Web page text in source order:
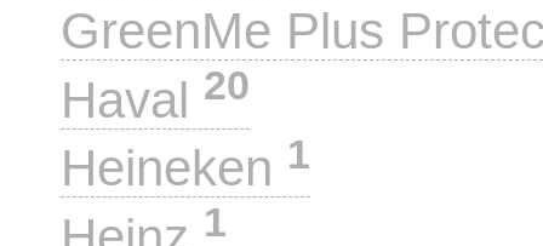
GreenMe Plus
Haval 20
Heineken 1
1